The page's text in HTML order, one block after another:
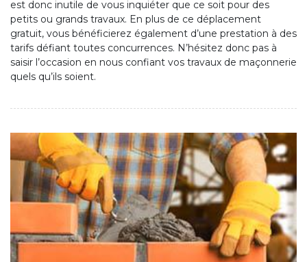
est donc inutile de vous inquiéter que ce soit pour des
petits ou grands travaux. En plus de ce déplacement
gratuit, vous bénéficierez également d’une prestation à des
tarifs défiant toutes concurrences. N’hésitez donc pas à
saisir l’occasion en nous confiant vos travaux de maçonnerie
quels qu’ils soient.